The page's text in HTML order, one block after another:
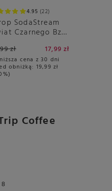
Nikaragua
Niska
Trwała
Polska
Średnia
Herbata Earl Grey
4.95 22
SodaStream
Czarnego Bzu
zł 17,99 zł
cena z 30 dni
obniżką: 19,99 zł
Coffee